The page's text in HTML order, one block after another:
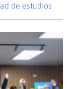
de estudios